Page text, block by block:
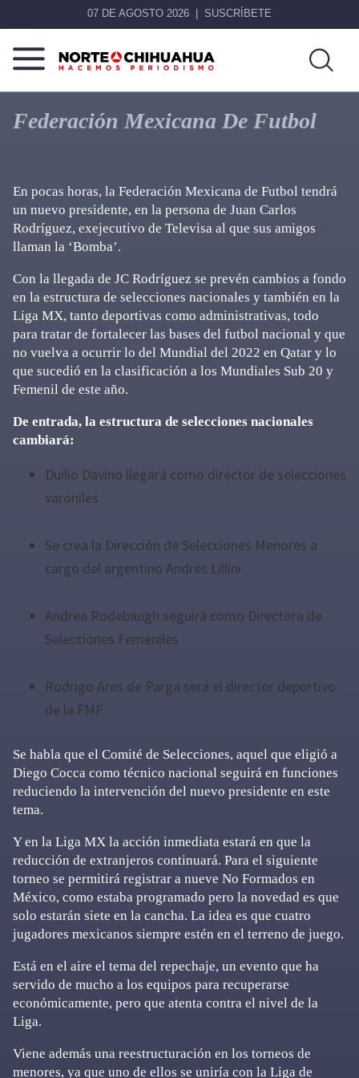
07 DE AGOSTO 2026 SUSCRÍBETE
Norte
Chihuahua
Más
que
noticias,
Federación Mexicana De Futbol
En pocas horas, la Federación Mexicana de Futbol tendrá
un nuevo presidente, en la persona de Juan Carlos
Rodríguez, exejecutivo de Televisa al que sus amigos
llaman la ‘Bomba’.
Con la llegada de JC Rodríguez se prevén cambios a fondo
en la estructura de selecciones nacionales y también en la
Liga MX, tanto deportivas como administrativas, todo
para tratar de fortalecer las bases del futbol nacional y que
no vuelva a ocurrir lo del Mundial del 2022 en Qatar y lo
que sucedió en la clasificación a los Mundiales Sub 20 y
Femenil de este año.
De entrada, la estructura de selecciones nacionales
cambiará:
Duilio Davino llegará como director de selecciones
varoniles
Se crea la Dirección de Selecciones Menores a
cargo del argentino Andrés Lillini
Andrea Rodebaugh seguirá como Directora de
Selecciones Femeniles
Rodrigo Ares de Parga será el director deportivo
de la FMF
Se habla que el Comité de Selecciones, aquel que eligió a
Diego Cocca como técnico nacional seguirá en funciones
reduciendo la intervención del nuevo presidente en este
tema.
Y en la Liga MX la acción inmediata estará en que la
reducción de extranjeros continuará. Para el siguiente
torneo se permitirá registrar a nueve No Formados en
México, como estaba programado pero la novedad es que
solo estarán siete en la cancha. La idea es que cuatro
jugadores mexicanos siempre estén en el terreno de juego.
Está en el aire el tema del repechaje, un evento que ha
servido de mucho a los equipos para recuperarse
económicamente, pero que atenta contra el nivel de la
Liga.
Viene además una reestructuración en los torneos de
menores, ya que uno de ellos se uniría con la Liga de